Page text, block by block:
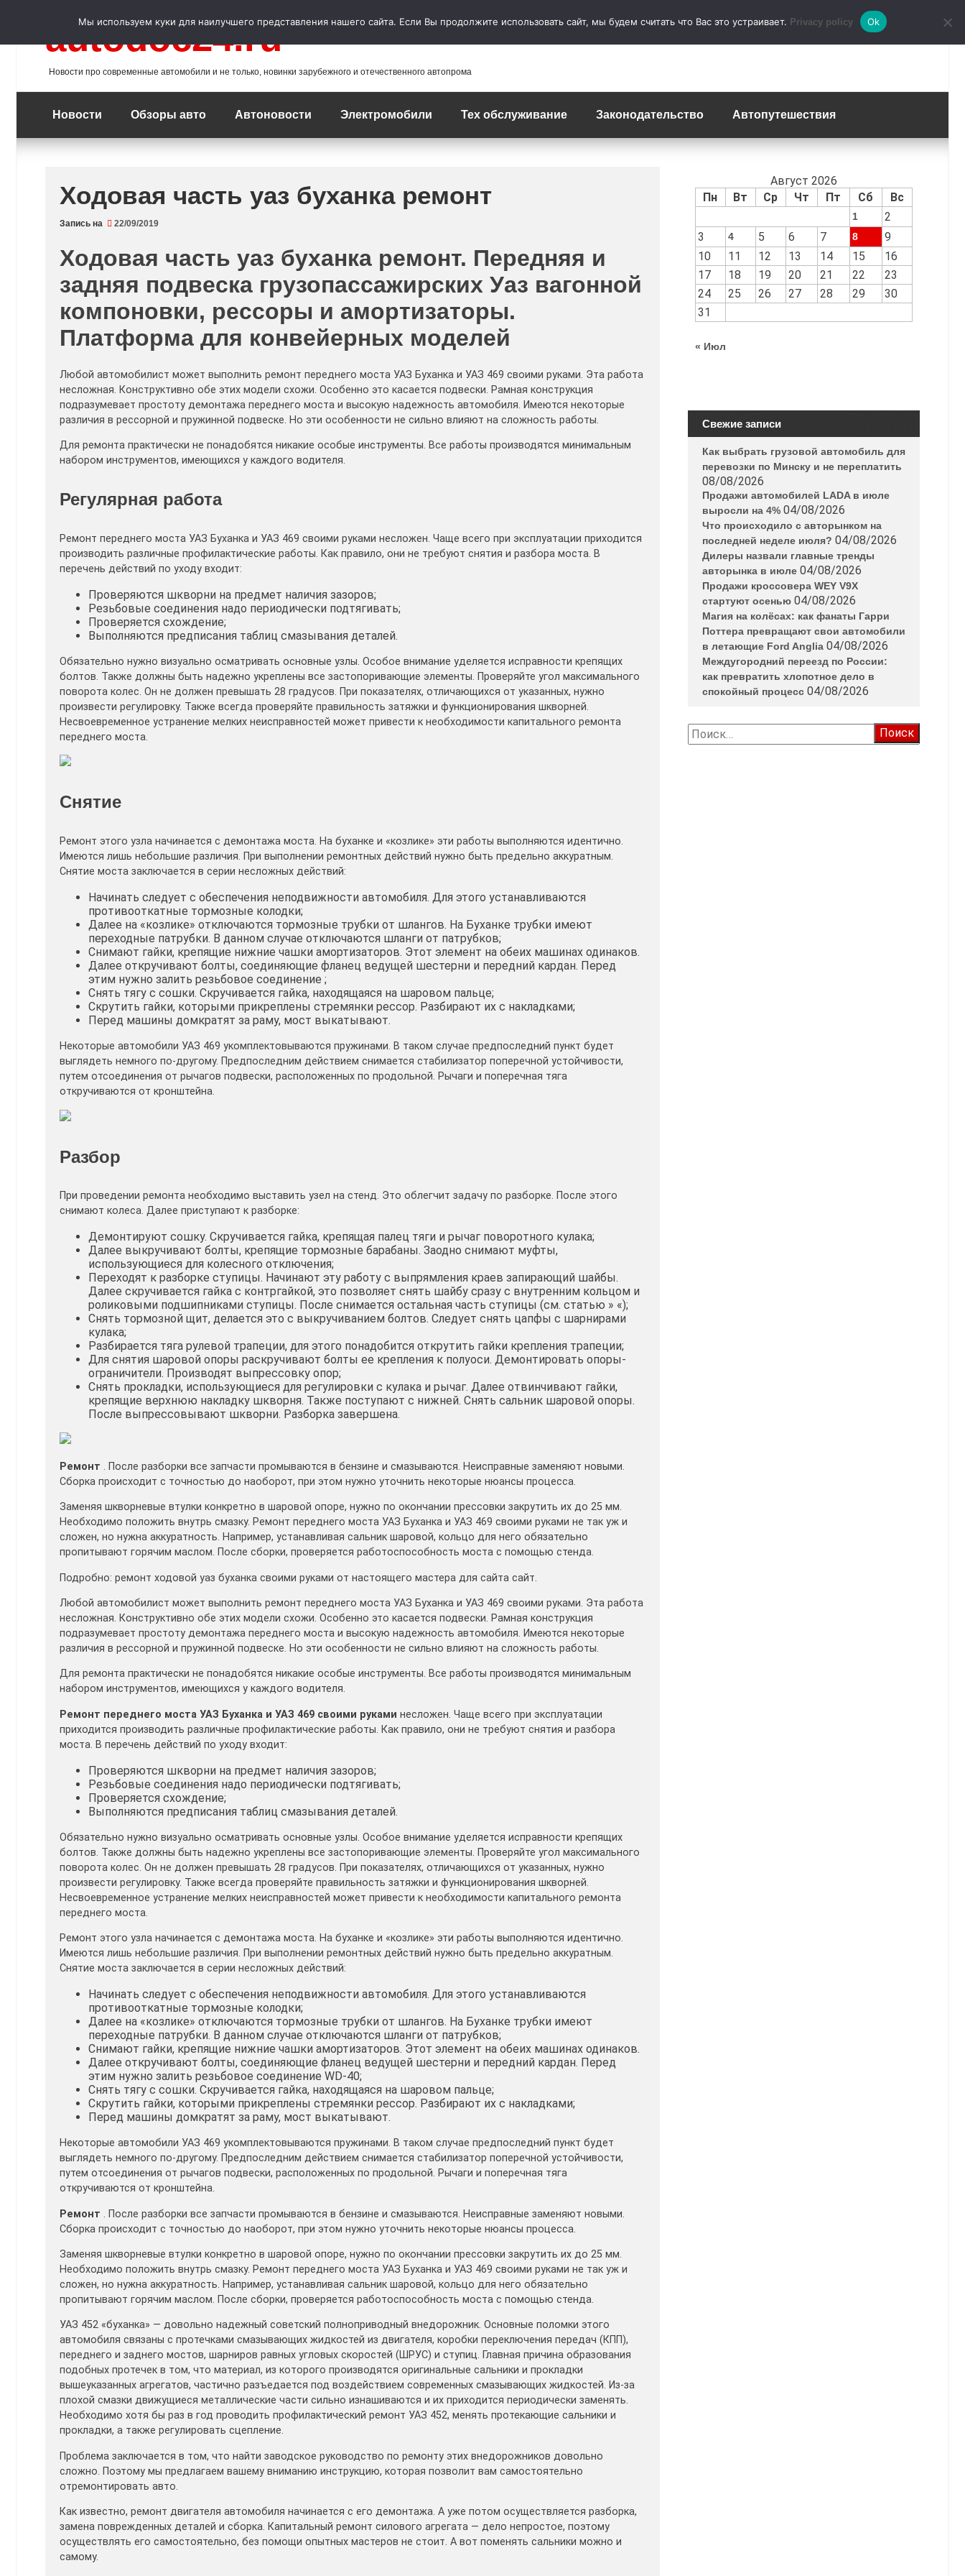
autodoc24.ru
Новости про современные автомобили и не только, новинки зарубежного и отечественного автопрома
Новости Обзоры авто Автоновости Электромобили Тех обслуживание Законодательство Автопутешествия
Ходовая часть уаз буханка ремонт
Запись на 22/09/2019
Ходовая часть уаз буханка ремонт. Передняя и
задняя подвеска грузопассажирских Уаз вагонной
компоновки, рессоры и амортизаторы.
Платформа для конвейерных моделей
Любой автомобилист может выполнить ремонт переднего моста УАЗ Буханка и УАЗ 469 своими руками. Эта работа
несложная. Конструктивно обе этих модели схожи. Особенно это касается подвески. Рамная конструкция
подразумевает простоту демонтажа переднего моста и высокую надежность автомобиля. Имеются некоторые
различия в рессорной и пружинной подвеске. Но эти особенности не сильно влияют на сложность работы.
Для ремонта практически не понадобятся никакие особые инструменты. Все работы производятся минимальным
набором инструментов, имеющихся у каждого водителя.
Регулярная работа
Ремонт переднего моста УАЗ Буханка и УАЗ 469 своими руками несложен. Чаще всего при эксплуатации приходится
производить различные профилактические работы. Как правило, они не требуют снятия и разбора моста. В
перечень действий по уходу входит:
Проверяются шкворни на предмет наличия зазоров;
Резьбовые соединения надо периодически подтягивать;
Проверяется схождение;
Выполняются предписания таблиц смазывания деталей.
Обязательно нужно визуально осматривать основные узлы. Особое внимание уделяется исправности крепящих
болтов. Также должны быть надежно укреплены все застопоривающие элементы. Проверяйте угол максимального
поворота колес. Он не должен превышать 28 градусов. При показателях, отличающихся от указанных, нужно
произвести регулировку. Также всегда проверяйте правильность затяжки и функционирования шкворней.
Несвоевременное устранение мелких неисправностей может привести к необходимости капитального ремонта
переднего моста.
Снятие
Ремонт этого узла начинается с демонтажа моста. На буханке и «козлике» эти работы выполняются идентично.
Имеются лишь небольшие различия. При выполнении ремонтных действий нужно быть предельно аккуратным.
Снятие моста заключается в серии несложных действий:
Начинать следует с обеспечения неподвижности автомобиля. Для этого устанавливаются
противооткатные тормозные колодки;
Далее на «козлике» отключаются тормозные трубки от шлангов. На Буханке трубки имеют
переходные патрубки. В данном случае отключаются шланги от патрубков;
Снимают гайки, крепящие нижние чашки амортизаторов. Этот элемент на обеих машинах одинаков.
Далее откручивают болты, соединяющие фланец ведущей шестерни и передний кардан. Перед
этим нужно залить резьбовое соединение ;
Снять тягу с сошки. Скручивается гайка, находящаяся на шаровом пальце;
Скрутить гайки, которыми прикреплены стремянки рессор. Разбирают их с накладками;
Перед машины домкратят за раму, мост выкатывают.
Некоторые автомобили УАЗ 469 укомплектовываются пружинами. В таком случае предпоследний пункт будет
выглядеть немного по-другому. Предпоследним действием снимается стабилизатор поперечной устойчивости,
путем отсоединения от рычагов подвески, расположенных по продольной. Рычаги и поперечная тяга
откручиваются от кронштейна.
Разбор
При проведении ремонта необходимо выставить узел на стенд. Это облегчит задачу по разборке. После этого
снимают колеса. Далее приступают к разборке:
Демонтируют сошку. Скручивается гайка, крепящая палец тяги и рычаг поворотного кулака;
Далее выкручивают болты, крепящие тормозные барабаны. Заодно снимают муфты,
использующиеся для колесного отключения;
Переходят к разборке ступицы. Начинают эту работу с выпрямления краев запирающий шайбы.
Далее скручивается гайка с контргайкой, это позволяет снять шайбу сразу с внутренним кольцом и
роликовыми подшипниками ступицы. После снимается остальная часть ступицы (см. статью » «);
Снять тормозной щит, делается это с выкручиванием болтов. Следует снять цапфы с шарнирами
кулака;
Разбирается тяга рулевой трапеции, для этого понадобится открутить гайки крепления трапеции;
Для снятия шаровой опоры раскручивают болты ее крепления к полуоси. Демонтировать опоры-
ограничители. Производят выпрессовку опор;
Снять прокладки, использующиеся для регулировки с кулака и рычаг. Далее отвинчивают гайки,
крепящие верхнюю накладку шкворня. Также поступают с нижней. Снять сальник шаровой опоры.
После выпрессовывают шкворни. Разборка завершена.
Ремонт . После разборки все запчасти промываются в бензине и смазываются. Неисправные заменяют новыми.
Сборка происходит с точностью до наоборот, при этом нужно уточнить некоторые нюансы процесса.
Заменяя шкворневые втулки конкретно в шаровой опоре, нужно по окончании прессовки закрутить их до 25 мм.
Необходимо положить внутрь смазку. Ремонт переднего моста УАЗ Буханка и УАЗ 469 своими руками не так уж и
сложен, но нужна аккуратность. Например, устанавливая сальник шаровой, кольцо для него обязательно
пропитывают горячим маслом. После сборки, проверяется работоспособность моста с помощью стенда.
Подробно: ремонт ходовой уаз буханка своими руками от настоящего мастера для сайта сайт.
Любой автомобилист может выполнить ремонт переднего моста УАЗ Буханка и УАЗ 469 своими руками. Эта работа
несложная. Конструктивно обе этих модели схожи. Особенно это касается подвески. Рамная конструкция
подразумевает простоту демонтажа переднего моста и высокую надежность автомобиля. Имеются некоторые
различия в рессорной и пружинной подвеске. Но эти особенности не сильно влияют на сложность работы.
Для ремонта практически не понадобятся никакие особые инструменты. Все работы производятся минимальным
набором инструментов, имеющихся у каждого водителя.
Ремонт переднего моста УАЗ Буханка и УАЗ 469 своими руками несложен. Чаще всего при эксплуатации
приходится производить различные профилактические работы. Как правило, они не требуют снятия и разбора
моста. В перечень действий по уходу входит:
Проверяются шкворни на предмет наличия зазоров;
Резьбовые соединения надо периодически подтягивать;
Проверяется схождение;
Выполняются предписания таблиц смазывания деталей.
Обязательно нужно визуально осматривать основные узлы. Особое внимание уделяется исправности крепящих
болтов. Также должны быть надежно укреплены все застопоривающие элементы. Проверяйте угол максимального
поворота колес. Он не должен превышать 28 градусов. При показателях, отличающихся от указанных, нужно
произвести регулировку. Также всегда проверяйте правильность затяжки и функционирования шкворней.
Несвоевременное устранение мелких неисправностей может привести к необходимости капитального ремонта
переднего моста.
Ремонт этого узла начинается с демонтажа моста. На буханке и «козлике» эти работы выполняются идентично.
Имеются лишь небольшие различия. При выполнении ремонтных действий нужно быть предельно аккуратным.
Снятие моста заключается в серии несложных действий:
Начинать следует с обеспечения неподвижности автомобиля. Для этого устанавливаются
противооткатные тормозные колодки;
Далее на «козлике» отключаются тормозные трубки от шлангов. На Буханке трубки имеют
переходные патрубки. В данном случае отключаются шланги от патрубков;
Снимают гайки, крепящие нижние чашки амортизаторов. Этот элемент на обеих машинах одинаков.
Далее откручивают болты, соединяющие фланец ведущей шестерни и передний кардан. Перед
этим нужно залить резьбовое соединение WD-40;
Снять тягу с сошки. Скручивается гайка, находящаяся на шаровом пальце;
Скрутить гайки, которыми прикреплены стремянки рессор. Разбирают их с накладками;
Перед машины домкратят за раму, мост выкатывают.
Некоторые автомобили УАЗ 469 укомплектовываются пружинами. В таком случае предпоследний пункт будет
выглядеть немного по-другому. Предпоследним действием снимается стабилизатор поперечной устойчивости,
путем отсоединения от рычагов подвески, расположенных по продольной. Рычаги и поперечная тяга
откручиваются от кронштейна.
Ремонт . После разборки все запчасти промываются в бензине и смазываются. Неисправные заменяют новыми.
Сборка происходит с точностью до наоборот, при этом нужно уточнить некоторые нюансы процесса.
Заменяя шкворневые втулки конкретно в шаровой опоре, нужно по окончании прессовки закрутить их до 25 мм.
Необходимо положить внутрь смазку. Ремонт переднего моста УАЗ Буханка и УАЗ 469 своими руками не так уж и
сложен, но нужна аккуратность. Например, устанавливая сальник шаровой, кольцо для него обязательно
пропитывают горячим маслом. После сборки, проверяется работоспособность моста с помощью стенда.
УАЗ 452 «буханка» — довольно надежный советский полноприводный внедорожник. Основные поломки этого
автомобиля связаны с протечками смазывающих жидкостей из двигателя, коробки переключения передач (КПП),
переднего и заднего мостов, шарниров равных угловых скоростей (ШРУС) и ступиц. Главная причина образования
подобных протечек в том, что материал, из которого производятся оригинальные сальники и прокладки
вышеуказанных агрегатов, частично разъедается под воздействием современных смазывающих жидкостей. Из-за
плохой смазки движущиеся металлические части сильно изнашиваются и их приходится периодически заменять.
Необходимо хотя бы раз в год проводить профилактический ремонт УАЗ 452, менять протекающие сальники и
прокладки, а также регулировать сцепление.
Проблема заключается в том, что найти заводское руководство по ремонту этих внедорожников довольно
сложно. Поэтому мы предлагаем вашему вниманию инструкцию, которая позволит вам самостоятельно
отремонтировать авто.
Как известно, ремонт двигателя автомобиля начинается с его демонтажа. А уже потом осуществляется разборка,
замена поврежденных деталей и сборка. Капитальный ремонт силового агрегата — дело непростое, поэтому
осуществлять его самостоятельно, без помощи опытных мастеров не стоит. А вот поменять сальники можно и
самому.
Август 2026
Пн
Вт Ср Чт Пт Сб Вс
1
2
3
4 5 6 7 8
9
10
11 12 13 14 15
16
17
18 19 20 21 22
23
24
25 26 27 28 29
30
31
« Июл
Свежие записи
Как выбрать грузовой автомобиль для
перевозки по Минску и не переплатить
08/08/2026
Продажи автомобилей LADA в июле
выросли на 4% 04/08/2026
Что происходило с авторынком на
последней неделе июля? 04/08/2026
Дилеры назвали главные тренды
авторынка в июле 04/08/2026
Продажи кроссовера WEY V9X
стартуют осенью 04/08/2026
Магия на колёсах: как фанаты Гарри
Поттера превращают свои автомобили
в летающие Ford Anglia 04/08/2026
Междугородний переезд по России:
как превратить хлопотное дело в
спокойный процесс 04/08/2026
Найти:
Мы используем куки для наилучшего представления нашего сайта. Если Вы продолжите использовать сайт, мы будем считать что Вас это устраивает. Privacy policy Ok